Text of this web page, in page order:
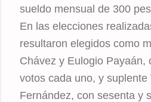
sueldo mensual de 300
En las elecciones
resultaron elegidos como
Chávez y Eulogio Payaán,
votos cada uno, y suplente
Fernández, con sesenta y